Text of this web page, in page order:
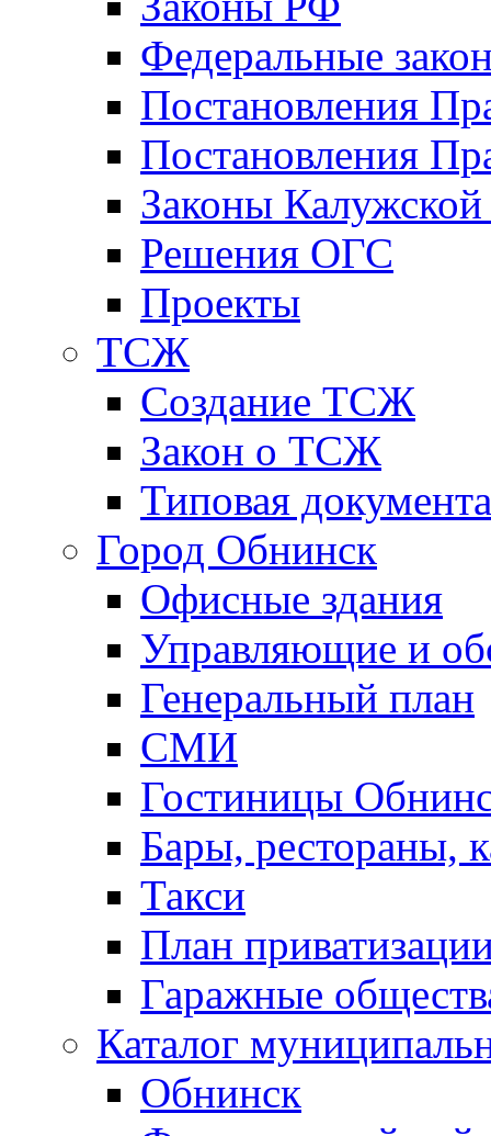
Федеральные
Постановления
Постановления
Законы Калужской
Решения ОГС
Проекты
ТСЖ
Создание ТСЖ
Закон о ТСЖ
Типовая
Город Обнинск
Офисные здания
Управляющие и
Генеральный план
СМИ
Гостиницы
Бары, рестораны,
Такси
План
Гаражные
Каталог
Обнинск